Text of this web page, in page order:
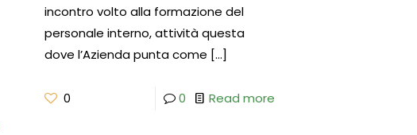
incontro volto alla formazione del
personale interno, attività questa
dove l’Azienda punta come […]
0 0 Read more